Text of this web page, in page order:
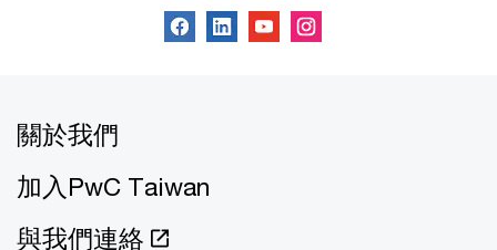
關於我們
加入PwC Taiwan
與我們連絡